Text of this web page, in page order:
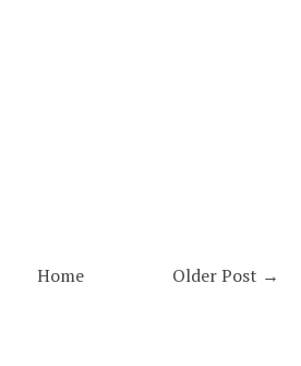
Older Post →
Home